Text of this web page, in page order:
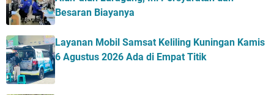
Besaran Biayanya
Layanan Mobil Samsat Keliling Kuningan Kamis
6 Agustus 2026 Ada di Empat Titik